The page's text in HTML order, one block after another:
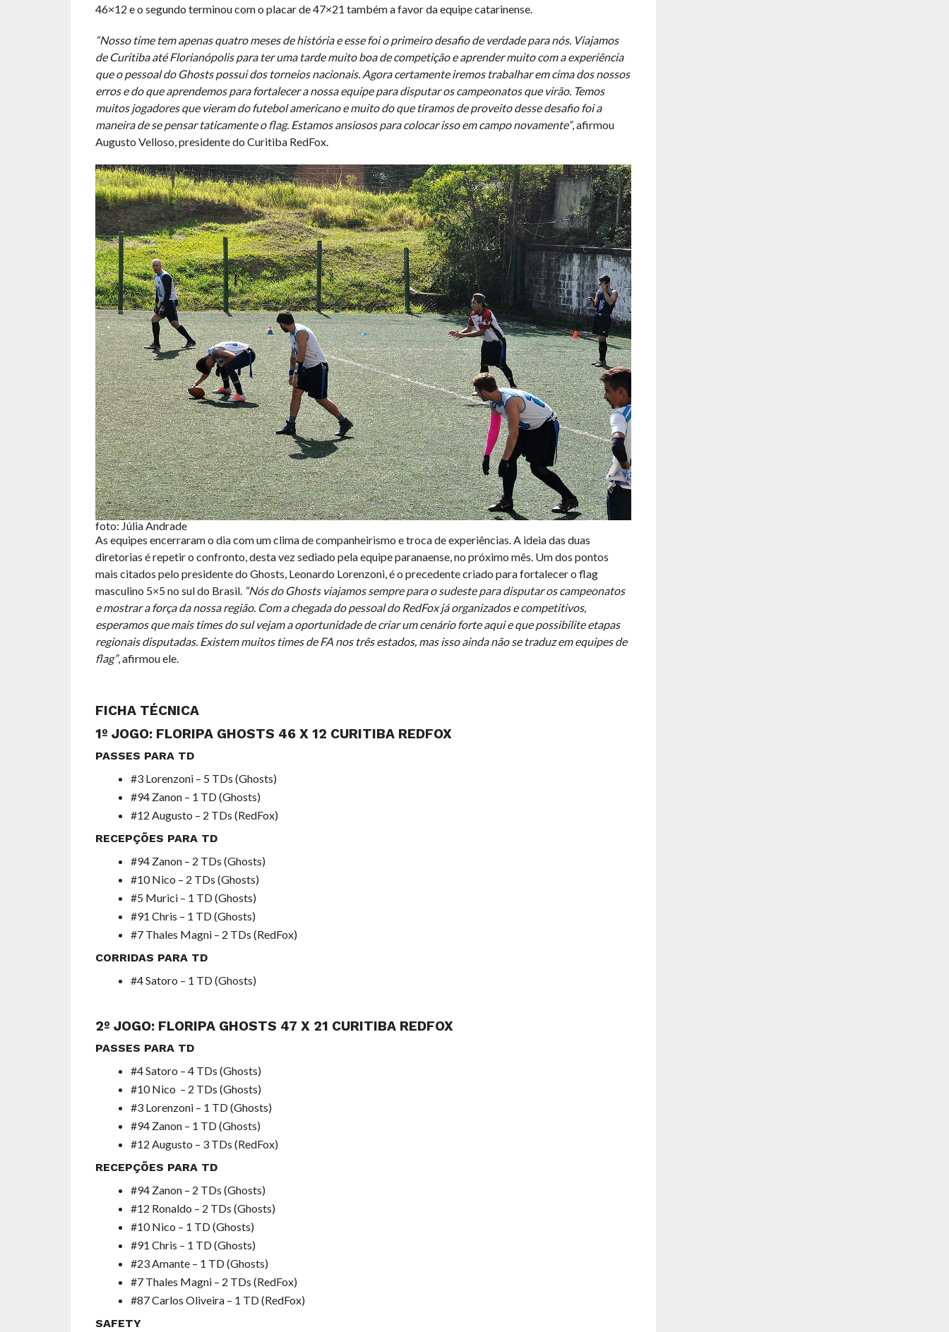
46×12 e o segundo terminou com o placar de 47×21 também a favor da equipe catarinense.
“Nosso time tem apenas quatro meses de história e esse foi o primeiro desafio de verdade para nós. Viajamos
de Curitiba até Florianópolis para ter uma tarde muito boa de competição e aprender muito com a experiência
que o pessoal do Ghosts possui dos torneios nacionais. Agora certamente iremos trabalhar em cima dos nossos
erros e do que aprendemos para fortalecer a nossa equipe para disputar os campeonatos que virão. Temos
muitos jogadores que vieram do futebol americano e muito do que tiramos de proveito desse desafio foi a
maneira de se pensar taticamente o flag. Estamos ansiosos para colocar isso em campo novamente”, afirmou
Augusto Velloso, presidente do Curitiba RedFox.
foto: Júlia Andrade
As equipes encerraram o dia com um clima de companheirismo e troca de experiências. A ideia das duas
diretorias é repetir o confronto, desta vez sediado pela equipe paranaense, no próximo mês. Um dos pontos
mais citados pelo presidente do Ghosts, Leonardo Lorenzoni, é o precedente criado para fortalecer o flag
masculino 5×5 no sul do Brasil. “Nós do Ghosts viajamos sempre para o sudeste para disputar os campeonatos
e mostrar a força da nossa região. Com a chegada do pessoal do RedFox já organizados e competitivos,
esperamos que mais times do sul vejam a oportunidade de criar um cenário forte aqui e que possibilite etapas
regionais disputadas. Existem muitos times de FA nos três estados, mas isso ainda não se traduz em equipes de
flag”, afirmou ele.
FICHA TÉCNICA
1º JOGO: FLORIPA GHOSTS 46 X 12 CURITIBA REDFOX
PASSES PARA TD
#3 Lorenzoni – 5 TDs (Ghosts)
#94 Zanon – 1 TD (Ghosts)
#12 Augusto – 2 TDs (RedFox)
RECEPÇÕES PARA TD
#94 Zanon – 2 TDs (Ghosts)
#10 Nico – 2 TDs (Ghosts)
#5 Murici – 1 TD (Ghosts)
#91 Chris – 1 TD (Ghosts)
#7 Thales Magni – 2 TDs (RedFox)
CORRIDAS PARA TD
#4 Satoro – 1 TD (Ghosts)
2º JOGO: FLORIPA GHOSTS 47 X 21 CURITIBA REDFOX
PASSES PARA TD
#4 Satoro – 4 TDs (Ghosts)
#10 Nico – 2 TDs (Ghosts)
#3 Lorenzoni – 1 TD (Ghosts)
#94 Zanon – 1 TD (Ghosts)
#12 Augusto – 3 TDs (RedFox)
RECEPÇÕES PARA TD
#94 Zanon – 2 TDs (Ghosts)
#12 Ronaldo – 2 TDs (Ghosts)
#10 Nico – 1 TD (Ghosts)
#91 Chris – 1 TD (Ghosts)
#23 Amante – 1 TD (Ghosts)
#7 Thales Magni – 2 TDs (RedFox)
#87 Carlos Oliveira – 1 TD (RedFox)
SAFETY